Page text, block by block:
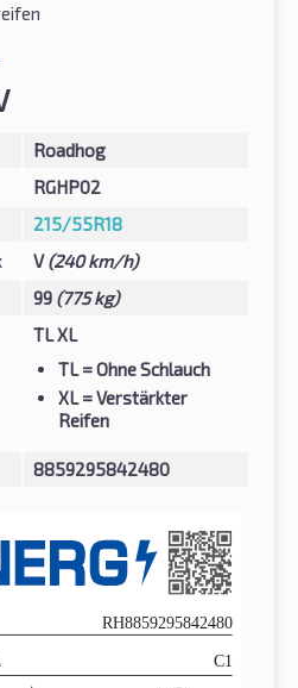
Roadhog
RGHP02
215/55R18
V(240 km/h)
99 (775 kg)
TL XL
TL= Ohne Schlauch
XL= Verstärkter
Reifen
8859295842480